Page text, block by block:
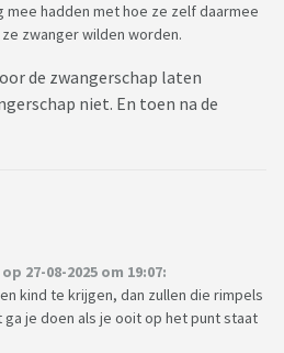
mee hadden met hoe ze zelf daarmee
zwanger wilden worden.
de zwangerschap laten
niet. En toen na de
27-08-2025 om 19:07:
kind te krijgen, dan zullen die rimpels
ga je doen als je ooit op het punt staat